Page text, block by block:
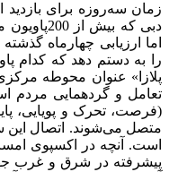
دبی که
اما ارزیابی چهارماه
را به دستم دهد که کدام
پلازا» عنوان محوطه
تعامل و گردهمایی
(فرصت، تحرک و پویایی،
متصل می‌‌‌شوند. اتصال این
است. آنچه در اکسپوی
پیشرفته در شرق و غرب